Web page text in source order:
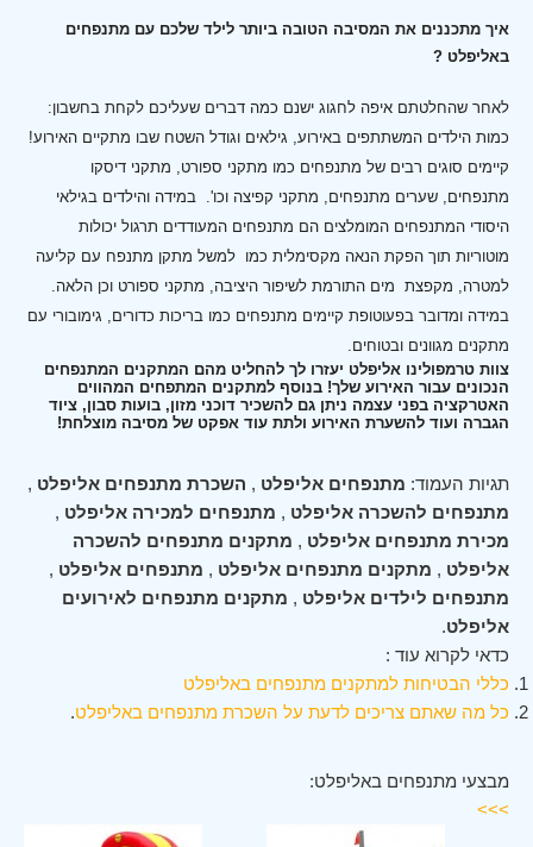
איך מתכננים את המסיבה הטובה ביותר לילד שלכם עם מתנפחים
באליפלט ?
לאחר שהחלטתם איפה לחגוג ישנם כמה דברים שעליכם לקחת בחשבון:
כמות הילדים המשתתפים באירוע, גילאים וגודל השטח שבו מתקיים האירוע!
קיימים סוגים רבים של מתנפחים כמו מתקני ספורט, מתקני דיסקו
מתנפחים, שערים מתנפחים, מתקני קפיצה וכו'. במידה והילדים בגילאי
היסודי המתנפחים המומלצים הם מתנפחים המעודדים תרגול יכולות
מוטוריות תוך הפקת הנאה מקסימלית כמו למשל מתקן מתנפח עם קליעה
למטרה, מקפצת מים התורמת לשיפור היציבה, מתקני ספורט וכן הלאה.
במידה ומדובר בפעוטופת קיימים מתנפחים כמו בריכות כדורים, גימובורי עם
מתקנים מגוונים ובטוחים.
צוות טרמפולינו אליפלט יעזרו לך להחליט מהם המתקנים המתנפחים
הנכונים עבור האירוע שלך! בנוסף למתקנים המתפחים המהווים
האטרקציה בפני עצמה ניתן גם להשכיר דוכני מזון, בועות סבון, ציוד
הגברה ועוד להשערת האירוע ולתת עוד אפקט של מסיבה מוצלחת!
תגיות העמוד: מתנפחים אליפלט , השכרת מתנפחים אליפלט ,
מתנפחים להשכרה אליפלט , מתנפחים למכירה אליפלט ,
מכירת מתנפחים אליפלט , מתקנים מתנפחים להשכרה
אליפלט , מתקנים מתנפחים אליפלט , מתנפחים אליפלט ,
מתנפחים לילדים אליפלט , מתקנים מתנפחים לאירועים
אליפלט.
כדאי לקרוא עוד :
כללי הבטיחות למתקנים מתנפחים באליפלט
כל מה שאתם צריכים לדעת על השכרת מתנפחים באליפלט.
מבצעי מתנפחים באליפלט:
>>>